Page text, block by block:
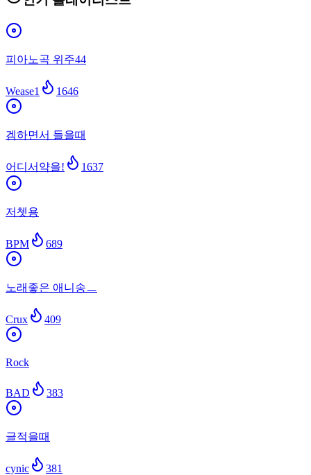
피아노곡 위주44
Wease1 1646
겜하면서 들을때
어디서약을! 1637
저쳇용
BPM 689
노래좋은 애니송ㅡ
Crux 409
Rock
BAD 383
글적을때
cynic 381